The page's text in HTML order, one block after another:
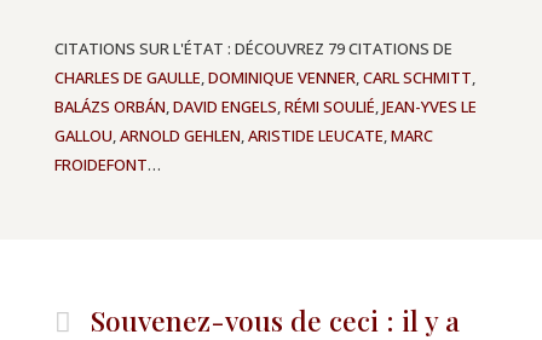
CITATIONS SUR L'ÉTAT : DÉCOUVREZ 79 CITATIONS DE
CHARLES DE GAULLE,DOMINIQUE VENNER,CARL SCHMITT,
BALÁZS ORBÁN,DAVID ENGELS,RÉMI SOULIÉ,JEAN-YVES LE
GALLOU,ARNOLD GEHLEN,ARISTIDE LEUCATE,MARC
FROIDEFONT…
Souvenez-vous de ceci : il y a